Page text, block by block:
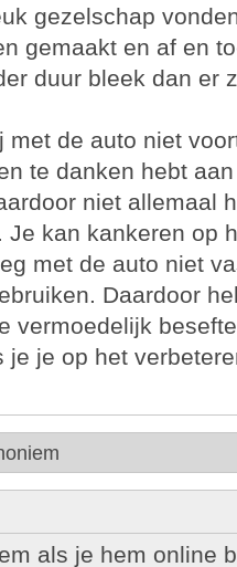
gezelschap
gemaakt en af en
duur bleek dan er
met de auto niet
te danken hebt
niet allemaal
kan kankeren op
met de auto niet
Daardoor
vermoedelijk
je je op het
als je hem online